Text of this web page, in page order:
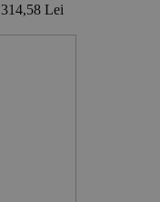
314,58 Lei